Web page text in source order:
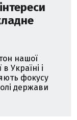
нашої
Україні і
фокусу
держави